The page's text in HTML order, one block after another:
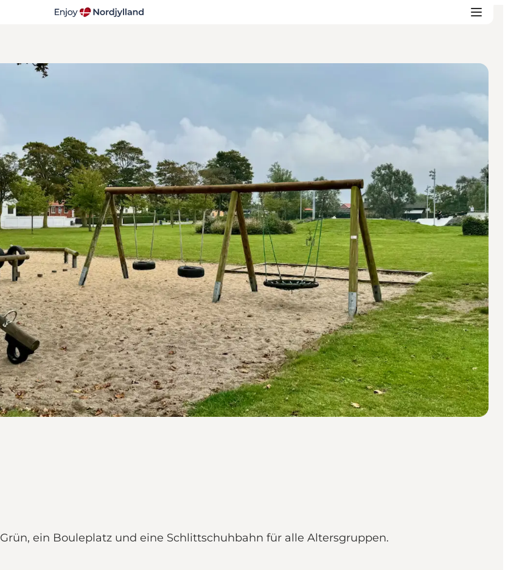
ein Bouleplatz und eine Schlittschuhbahn für alle Altersgruppen.